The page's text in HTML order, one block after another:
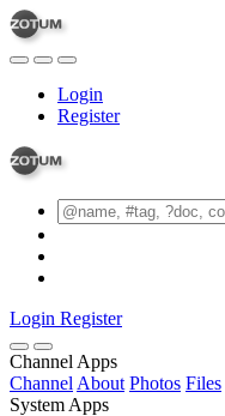
Login
Register
Login Register
Channel Apps
Channel About Photos Files
System Apps